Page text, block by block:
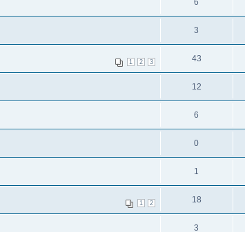
6
3
1 2 3 43
12
6
0
1
1 2 18
3